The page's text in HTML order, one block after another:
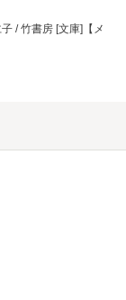
/ 竹書房 [文庫]【メ